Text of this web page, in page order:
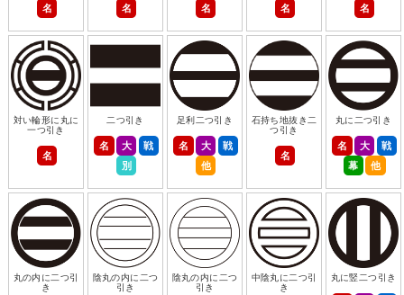
名 名 名 名 名
対い輪形に丸に
一つ引き
名
二つ引き
名 大
戦
別
足利二つ引き
名 大
戦
他
石持ち地抜き二
つ引き
名
丸に二つ引き
名 大
戦
幕
他
丸の内に二つ引
き
陰丸の内に二つ
引き
陰丸の内に二つ
引き
中陰丸に二つ引
き
丸に竪二つ引き